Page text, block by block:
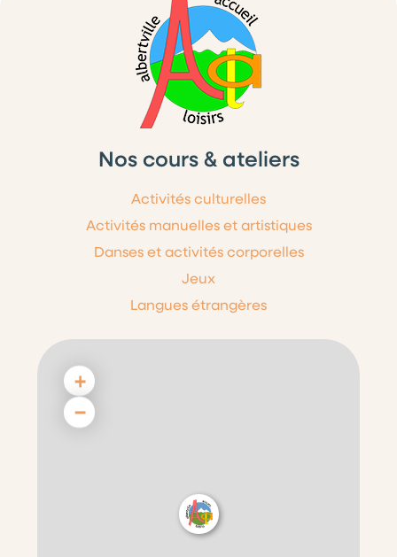
Nos cours & ateliers
Activités culturelles
Activités manuelles et artistiques
Danses et activités corporelles
Jeux
Langues étrangères
+
−